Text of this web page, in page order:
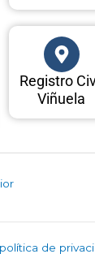
Registro
Viñuela
de